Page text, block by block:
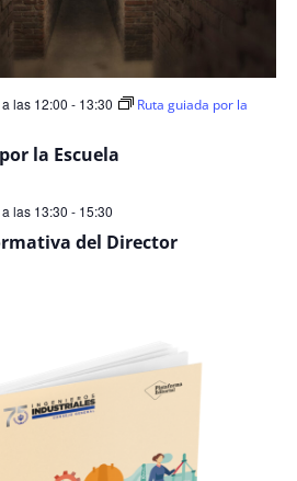
la Escuela
las 12:00 - 13:30
Ruta guiada por la
del Director
las 13:30 - 15:30